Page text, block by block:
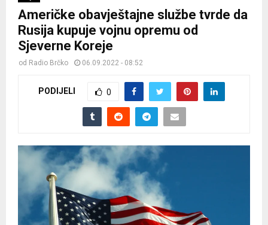
Američke obavještajne službe tvrde da
Rusija kupuje vojnu opremu od
Sjeverne Koreje
od Radio Brčko 06.09.2022 - 08:52
PODIJELI 0